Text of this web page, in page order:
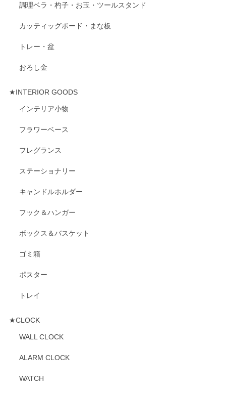
調理ベラ・杓子・お玉・ツールスタンド
カッティッグボード・まな板
トレー・盆
おろし金
★INTERIOR GOODS
インテリア小物
フラワーベース
フレグランス
ステーショナリー
キャンドルホルダー
フック＆ハンガー
ボックス＆バスケット
ゴミ箱
ポスター
トレイ
★CLOCK
WALL CLOCK
ALARM CLOCK
WATCH